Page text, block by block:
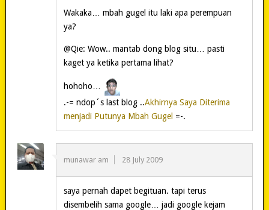
Wakaka… mbah gugel itu laki apa perempuan
ya?
@Qie: Wow.. mantab dong blog situ… pasti
kaget ya ketika pertama lihat?
hohoho…
.-= ndop´s last blog ..Akhirnya Saya Diterima
menjadi Putunya Mbah Gugel =-.
munawar am 28 July 2009
saya pernah dapet begituan. tapi terus
disembelih sama google… jadi google kejam